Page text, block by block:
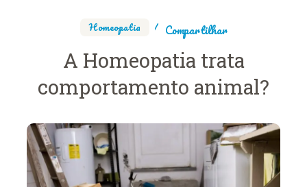
Homeopatia Compartilhar
A Homeopatia trata
comportamento animal?